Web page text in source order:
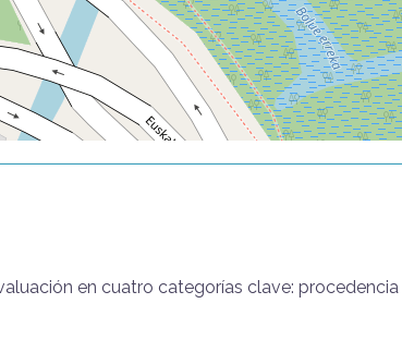
en cuatro categorías clave: